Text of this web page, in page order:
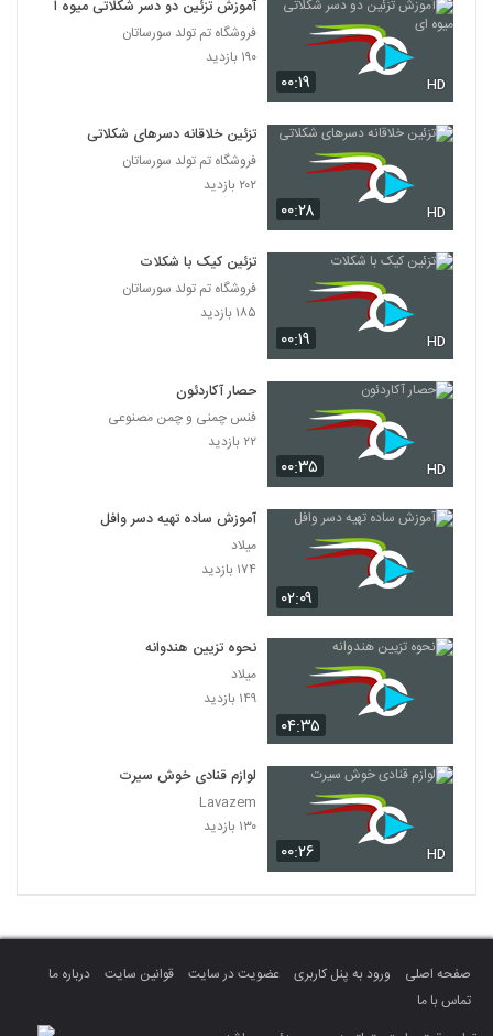
۰۰:۱۹ HD
آموزش تزئین دو دسر شکلاتی میوه ای
فروشگاه تم تولد سورساتان
۱۹۰ بازدید
۰۰:۲۸ HD
تزئین خلاقانه دسرهای شکلاتی
فروشگاه تم تولد سورساتان
۲۰۲ بازدید
۰۰:۱۹ HD
تزئین کیک با شکلات
فروشگاه تم تولد سورساتان
۱۸۵ بازدید
۰۰:۳۵ HD
حصار آکاردئون
فنس چمنی و چمن مصنوعی
۲۲ بازدید
۰۲:۰۹
آموزش ساده تهیه دسر وافل
میلاد
۱۷۴ بازدید
۰۴:۳۵
نحوه تزیین هندوانه
میلاد
۱۴۹ بازدید
۰۰:۲۶ HD
لوازم قنادی خوش سیرت
Lavazem
۱۳۰ بازدید
صفحه اصلی ورود به پنل کاربری عضویت در سایت قوانین سایت
درباره ما
تماس با ما